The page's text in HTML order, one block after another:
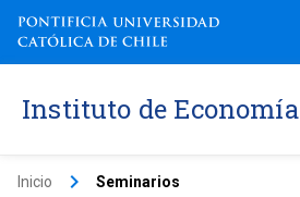
Instituto de Economía
Inicio keyboard_arrow_right Seminarios